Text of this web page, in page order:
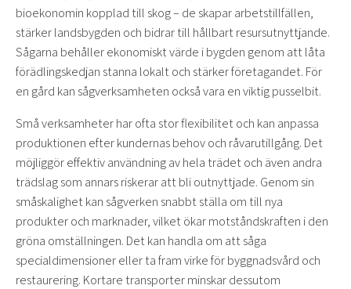
bioekonomin kopplad till skog – de skapar arbetstillfällen,
stärker landsbygden och bidrar till hållbart resursutnyttjande.
Sågarna behåller ekonomiskt värde i bygden genom att låta
förädlingskedjan stanna lokalt och stärker företagandet. För
en gård kan sågverksamheten också vara en viktig pusselbit.
Små verksamheter har ofta stor flexibilitet och kan anpassa
produktionen efter kundernas behov och råvarutillgång. Det
möjliggör effektiv användning av hela trädet och även andra
trädslag som annars riskerar att bli outnyttjade. Genom sin
småskalighet kan sågverken snabbt ställa om till nya
produkter och marknader, vilket ökar motståndskraften i den
gröna omställningen. Det kan handla om att såga
specialdimensioner eller ta fram virke för byggnadsvård och
restaurering. Kortare transporter minskar dessutom